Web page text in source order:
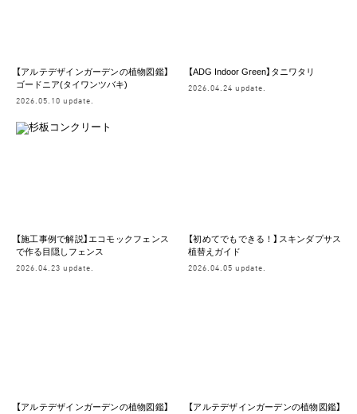
【アルテデザインガーデンの植物図鑑】
ゴードニア(タイワンツバキ)
2026.05.10 update.
【ADG Indoor Green】タニワタリ
2026.04.24 update.
【施工事例で解説】エコモックフェンス
で作る目隠しフェンス
2026.04.23 update.
【初めてでもできる！】スキンダプサス
植替えガイド
2026.04.05 update.
【アルテデザインガーデンの植物図鑑】
【アルテデザインガーデンの植物図鑑】